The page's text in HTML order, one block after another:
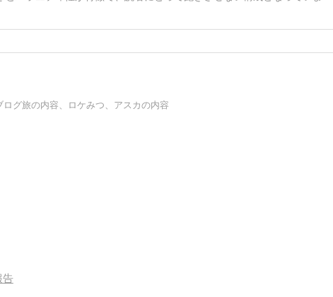
グ旅の内容、ロケみつ、アスカの内容
告